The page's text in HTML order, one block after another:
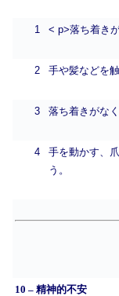
1 < p>落ち着き
2 手や髪などを触
3 落ち着きがな
4
手を動かす、
う。
10 – 精神的不安